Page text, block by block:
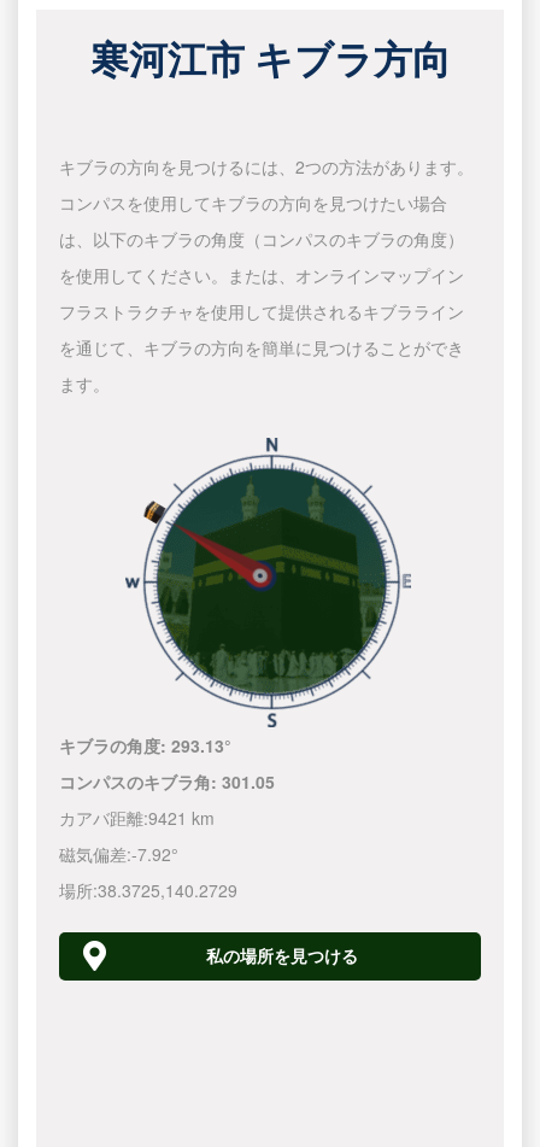
寒河江市 キブラ方向
キブラの方向を見つけるには、2つの方法があります。
コンパスを使用してキブラの方向を見つけたい場合
は、以下のキブラの角度（コンパスのキブラの角度）
を使用してください。または、オンラインマップイン
フラストラクチャを使用して提供されるキブラライン
を通じて、キブラの方向を簡単に見つけることができ
ます。
キブラの角度:293.13°
コンパスのキブラ角:301.05
カアバ距離:9421 km
磁気偏差:-7.92°
場所:38.3725,140.2730
私の場所を見つける